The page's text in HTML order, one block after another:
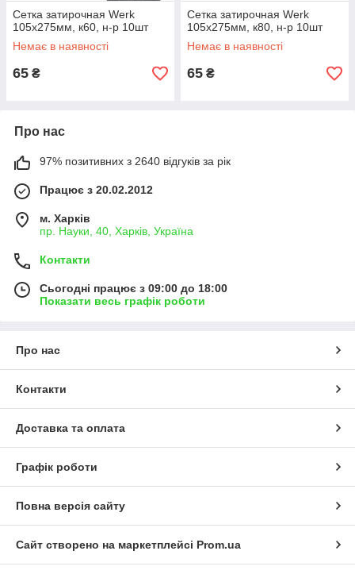
Сетка затирочная Werk
105х275мм, к60, н-р 10шт
Немає в наявності
65 ₴
Сетка затирочная Werk
105х275мм, к80, н-р 10шт
Немає в наявності
65 ₴
Про нас
97% позитивних з 2640 відгуків за рік
Працює з 20.02.2012
м. Харків
пр. Науки, 40, Харків, Україна
Контакти
Сьогодні працює з 09:00 до 18:00
Показати весь графік роботи
Про нас
Контакти
Доставка та оплата
Графік роботи
Повна версія сайту
Сайт створено на маркетплейсі Prom.ua